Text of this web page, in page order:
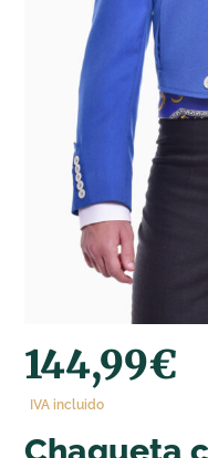
144,99€
IVA incluido